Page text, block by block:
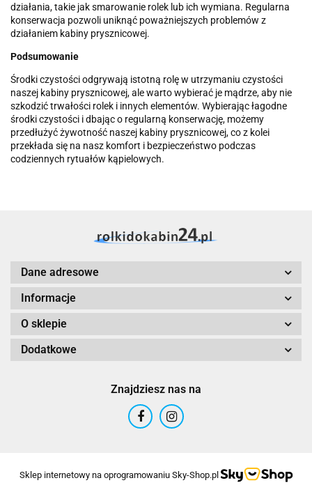
działania, takie jak smarowanie rolek lub ich wymiana. Regularna
konserwacja pozwoli uniknąć poważniejszych problemów z
działaniem kabiny prysznicowej.
Podsumowanie
Środki czystości odgrywają istotną rolę w utrzymaniu czystości
naszej kabiny prysznicowej, ale warto wybierać je mądrze, aby nie
szkodzić trwałości rolek i innych elementów. Wybierając łagodne
środki czystości i dbając o regularną konserwację, możemy
przedłużyć żywotność naszej kabiny prysznicowej, co z kolei
przekłada się na nasz komfort i bezpieczeństwo podczas
codziennych rytuałów kąpielowych.
Dane adresowe
Informacje
O sklepie
Dodatkowe
Znajdziesz nas na
Sklep internetowy na oprogramowaniu Sky-Shop.pl